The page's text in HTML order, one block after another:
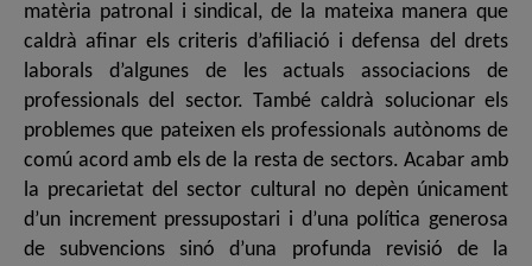
matèria patronal i sindical, de la mateixa manera que
caldrà afinar els criteris d’afiliació i defensa del drets
laborals d’algunes de les actuals associacions de
professionals del sector. També caldrà solucionar els
problemes que pateixen els professionals autònoms de
comú acord amb els de la resta de sectors. Acabar amb
la precarietat del sector cultural no depèn únicament
d’un increment pressupostari i d’una política generosa
de subvencions sinó d’una profunda revisió de la